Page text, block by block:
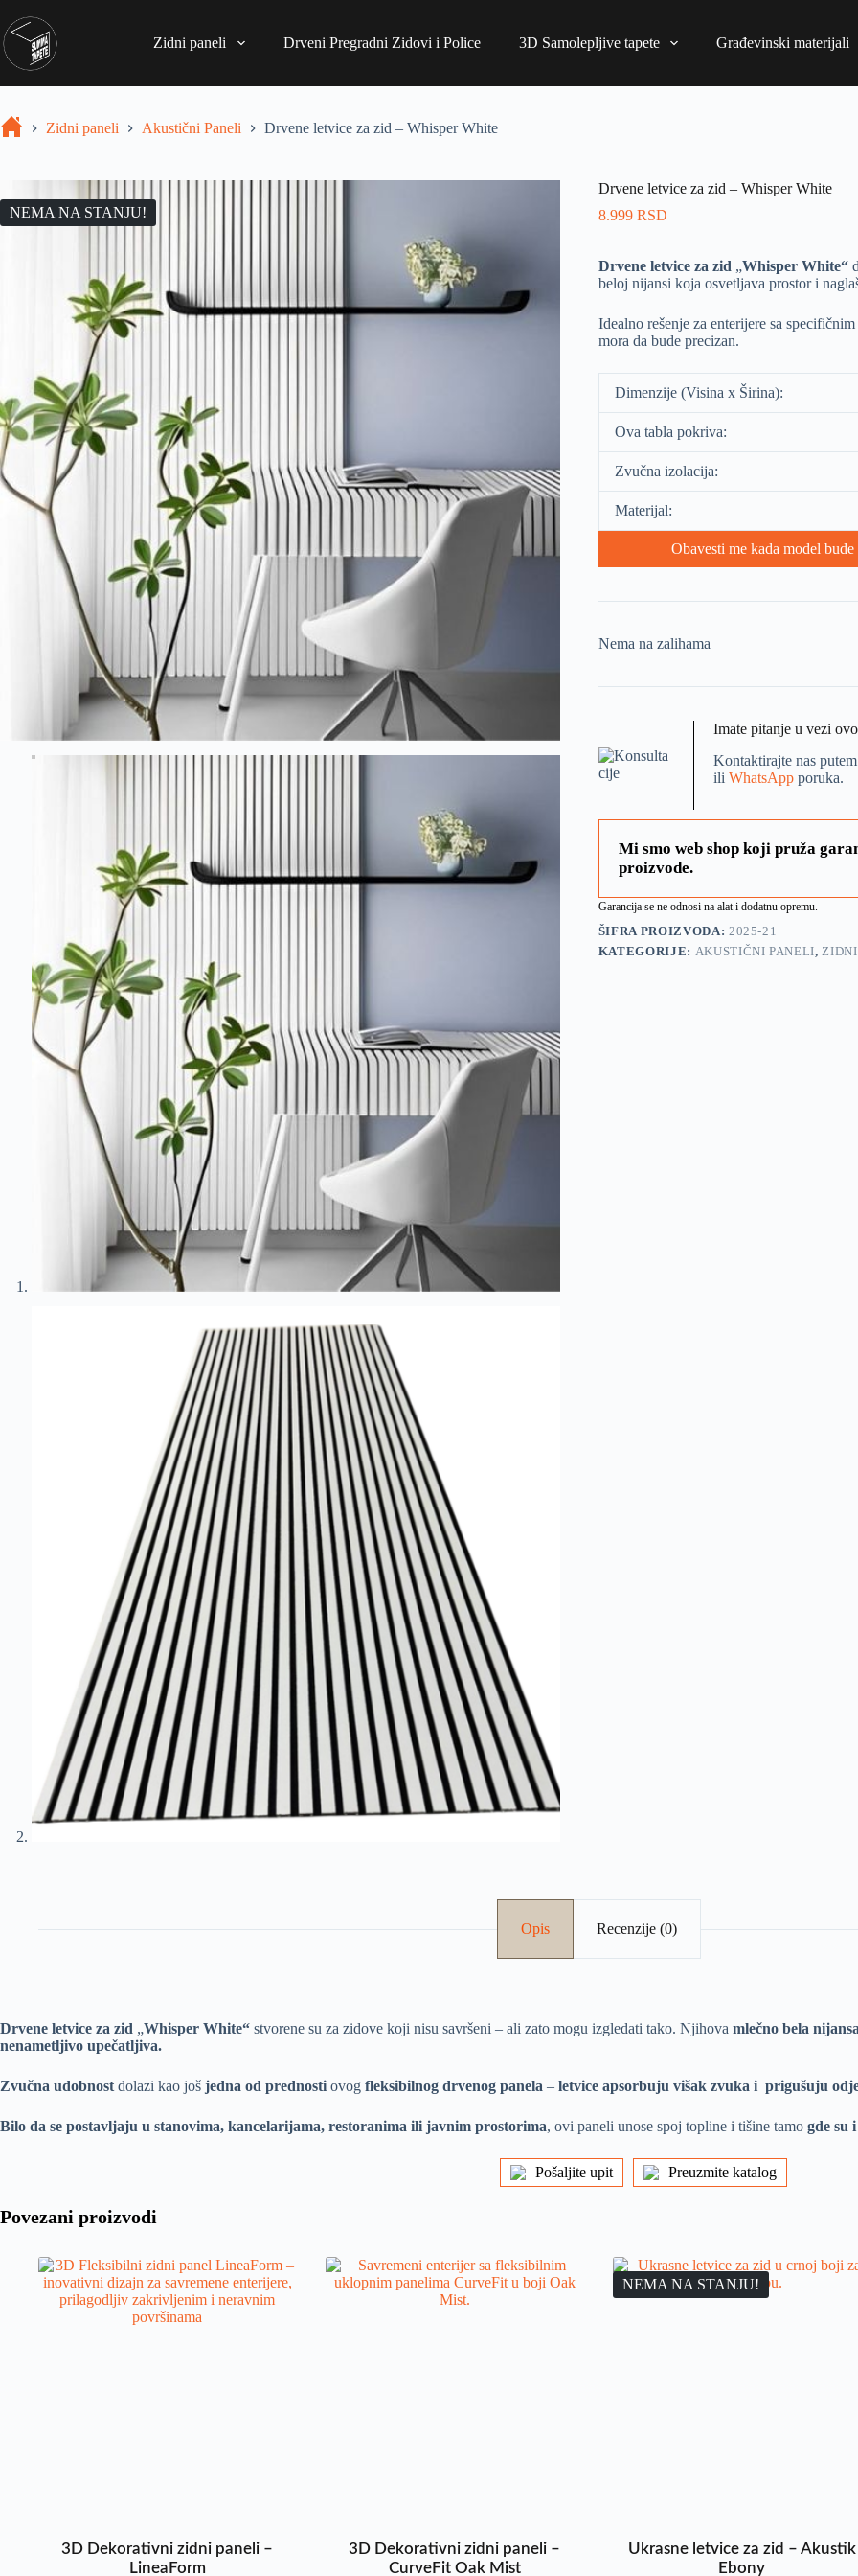
Zidni paneli Drveni Pregradni Zidovi i Police 3D Samolepljive tapete Građevinski materijali
Zidni paneli Akustični Paneli Drvene letvice za zid – Whisper White
NEMA NA STANJU!
Drvene letvice za zid – Whisper White
8.999 RSD
Drvene letvice za zid „Whisper White“
beloj nijansi koja osvetljava prostor i
Idealno rešenje za enterijere sa
mora da bude precizan.
Dimenzije (Visina x Širina):
Ova tabla pokriva:
Zvučna izolacija:
Materijal:
Obavesti me kada model bude
Nema na zalihama
Imate pitanje u vezi
Kontaktirajte nas
ili WhatsApp poruka.
Mi smo web shop koji pruža
proizvode.
Garancija se ne odnosi na alat i dodatnu opremu.
ŠIFRA PROIZVODA: 2025-21
KATEGORIJE: AKUSTIČNI PANELI,
Opis Recenzije (0)
Drvene letvice za zid „Whisper White“ stvorene su za zidove koji nisu savršeni – ali zato mogu izgledati tako. Njihova mlečno bela nijansa
nenametljivo upečatljiva.
Zvučna udobnost dolazi kao još jedna od prednosti ovog fleksibilnog drvenog panela – letvice apsorbuju višak zvuka i prigušuju
Bilo da se postavljaju u stanovima, kancelarijama, restoranima ili javnim prostorima, ovi paneli unose spoj topline i tišine tamo gde su
Pošaljite upit Preuzmite katalog
Povezani proizvodi
3D Dekorativni zidni paneli –
LineaForm
3D Dekorativni zidni paneli –
CurveFit Oak Mist
NEMA NA STANJU!
Ukrasne letvice za zid – Akustik
Ebony